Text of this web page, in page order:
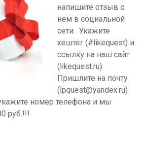
напишите отзыв о
нем в социальной
сети. Укажите
хештег (#likequest) и
ссылку на наш сайт
(likequest.ru).
Пришлите на почту
(lpquest@yandex.ru)
номер телефона и мы
руб.!!!